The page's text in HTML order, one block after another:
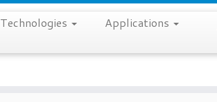
Technologies Applications